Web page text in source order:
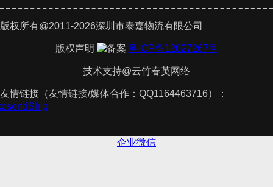
版权所有@2011-2026深圳市泰嘉物流有限公司
版权声明 粤ICP备12027267号
技术支持@云竹春英网络
友情链接（友情链接/媒体合作：QQ1164463716）：
企业微信